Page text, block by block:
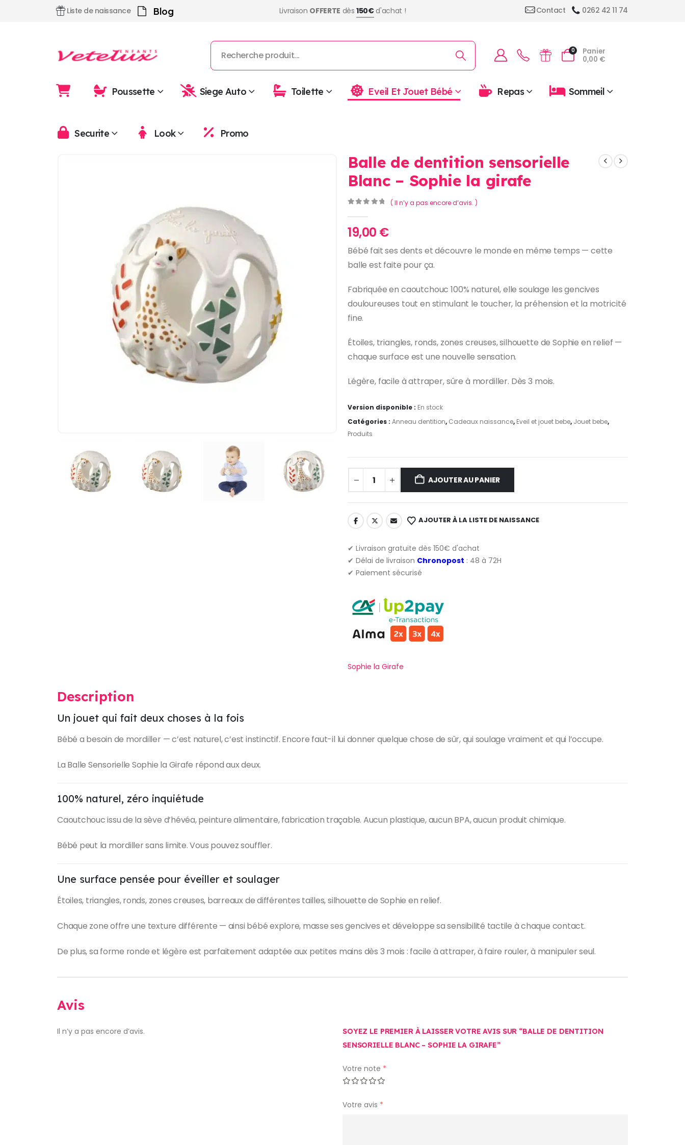
Liste de naissance Blog Livraison OFFERTE dès150€d'achat ! Contact 0262 42 11 74
0
Panier
0,00 €
Poussette Siege Auto Toilette Eveil Et Jouet Bébé Repas Sommeil
Securite Look Promo
Balle de dentition sensorielle
Blanc – Sophie la girafe
( Il n’y a pas encore d’avis. )
19,00 €
Bébé fait ses dents et découvre le monde en même temps — cette
balle est faite pour ça.
Fabriquée en caoutchouc 100% naturel, elle soulage les gencives
douloureuses tout en stimulant le toucher, la préhension et la motricité
fine.
Étoiles, triangles, ronds, zones creuses, silhouette de Sophie en relief —
chaque surface est une nouvelle sensation.
Légère, facile à attraper, sûre à mordiller. Dès 3 mois.
Version disponible : En stock
Catégories : Anneau dentition, Cadeaux naissance, Eveil et jouet bebe, Jouet bebe,
Produits
AJOUTER AU PANIER
AJOUTER À LA LISTE DE NAISSANCE
✔ Livraison gratuite dès 150€ d'achat
✔ Délai de livraison Chronopost : 48 à 72H
✔ Paiement sécurisé
Sophie la Girafe
Description
Un jouet qui fait deux choses à la fois
Bébé a besoin de mordiller — c’est naturel, c’est instinctif. Encore faut-il lui donner quelque chose de sûr, qui soulage vraiment et qui l’occupe.
La Balle Sensorielle Sophie la Girafe répond aux deux.
100% naturel, zéro inquiétude
Caoutchouc issu de la sève d’hévéa, peinture alimentaire, fabrication traçable. Aucun plastique, aucun BPA, aucun produit chimique.
Bébé peut la mordiller sans limite. Vous pouvez souffler.
Une surface pensée pour éveiller et soulager
Étoiles, triangles, ronds, zones creuses, barreaux de différentes tailles, silhouette de Sophie en relief.
Chaque zone offre une texture différente — ainsi bébé explore, masse ses gencives et développe sa sensibilité tactile à chaque contact.
De plus, sa forme ronde et légère est parfaitement adaptée aux petites mains dès 3 mois : facile à attraper, à faire rouler, à manipuler seul.
Avis
Il n’y a pas encore d’avis.
SOYEZ LE PREMIER À LAISSER VOTRE AVIS SUR “BALLE DE DENTITION
SENSORIELLE BLANC – SOPHIE LA GIRAFE”
Votre note *
Votre avis *